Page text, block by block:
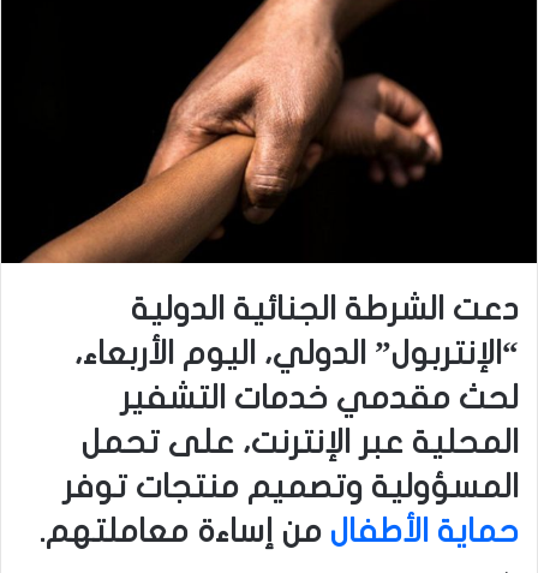
دعت الشرطة الجنائية الدولية
“الإنتربول” الدولي، اليوم الأربعاء،
لحث مقدمي خدمات التشفير
المحلية عبر الإنترنت، على تحمل
المسؤولية وتصميم منتجات توفر
حماية الأطفال من إساءة معاملتهم.